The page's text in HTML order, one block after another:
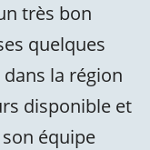
très bon
quelques
la région
disponible et
équipe